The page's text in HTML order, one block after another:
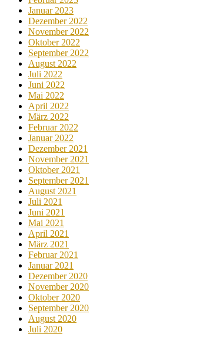
Januar 2023
Dezember 2022
November 2022
Oktober 2022
September 2022
August 2022
Juli 2022
Juni 2022
Mai 2022
April 2022
März 2022
Februar 2022
Januar 2022
Dezember 2021
November 2021
Oktober 2021
September 2021
August 2021
Juli 2021
Juni 2021
Mai 2021
April 2021
März 2021
Februar 2021
Januar 2021
Dezember 2020
November 2020
Oktober 2020
September 2020
August 2020
Juli 2020